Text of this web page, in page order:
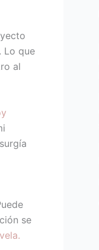
Lo que
al
se